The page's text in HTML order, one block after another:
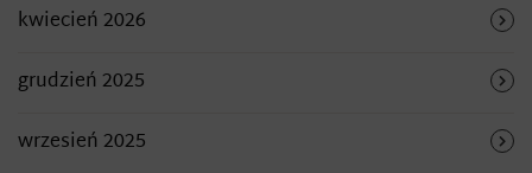
kwiecień 2026
grudzień 2025
wrzesień 2025